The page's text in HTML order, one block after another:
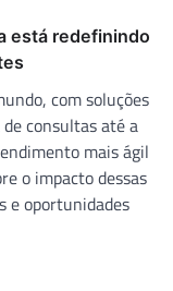
está redefinindo
com soluções
consultas até a
mais ágil
o impacto dessas
e oportunidades